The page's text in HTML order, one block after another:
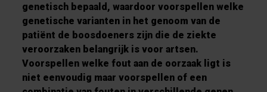
genetisch bepaald, waardoor voorspellen welke
genetische varianten in het genoom van de
patiënt de boosdoeners zijn die de ziekte
veroorzaken belangrijk is voor artsen.
Voorspellen welke fout aan de oorzaak ligt is
niet eenvoudig maar voorspellen of een